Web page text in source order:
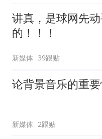
讲真，是球网先
的！！！
新媒体 39跟贴
论背景音乐的重要
新媒体 2跟贴